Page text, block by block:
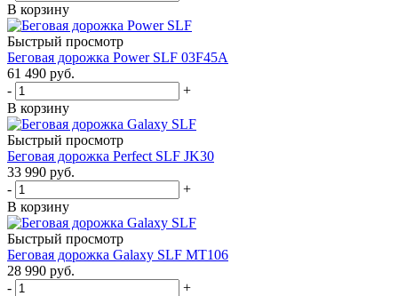
В корзину
Быстрый просмотр
Беговая дорожка Power SLF 03F45A
61 490 руб.
-
+
В корзину
Быстрый просмотр
Беговая дорожка Perfect SLF JK30
33 990 руб.
-
+
В корзину
Быстрый просмотр
Беговая дорожка Galaxy SLF МТ106
28 990 руб.
-
+